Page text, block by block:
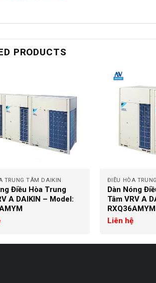
PRODUCTS
TRUNG TÂM DAIKIN
Điều Hòa Trung
A DAIKIN – Model:
ĐIỀU HÒA
Dàn Nóng
Tâm VRV A
RXQ36AMYM
Liên hệ